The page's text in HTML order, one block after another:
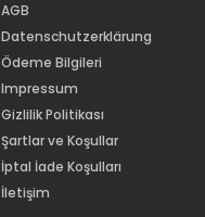
AGB
Datenschutzerklärung
Ödeme Bilgileri
Impressum
Gizlilik Politikası
Şartlar ve Koşullar
İptal İade Koşulları
İletişim